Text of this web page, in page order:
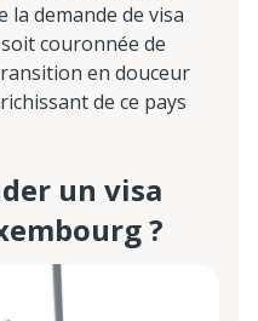
demande de visa
couronnée de
en douceur
de ce pays
un visa
?